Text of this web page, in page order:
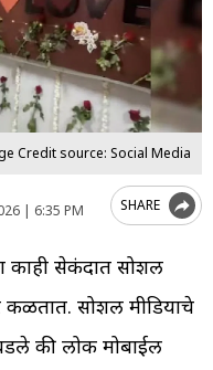
Credit source: Social Media
| 6:35 PM SHARE
काही सेकंदात सोशल
कळतात. सोशल मीडियाचे
की लोक मोबाईल